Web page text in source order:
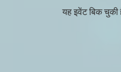
यह इवेंट बिक चुकी